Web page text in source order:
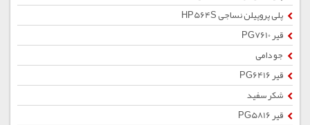
پلی پروپیلن نساجی HP564S
قیر PG7610
جو دامی
قیر PG6416
شکر سفید
قیر PG5816